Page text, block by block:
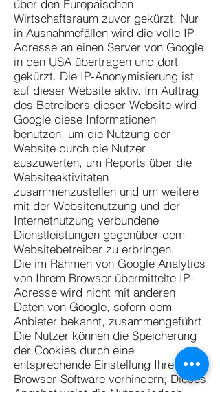
über den Europäischen
Wirtschaftsraum zuvor gekürzt. Nur
in Ausnahmefällen wird die volle IP-
Adresse an einen Server von Google
in den USA übertragen und dort
gekürzt. Die IP-Anonymisierung ist
auf dieser Website aktiv. Im Auftrag
des Betreibers dieser Website wird
Google diese Informationen
benutzen, um die Nutzung der
Website durch die Nutzer
auszuwerten, um Reports über die
Websiteaktivitäten
zusammenzustellen und um weitere
mit der Websitenutzung und der
Internetnutzung verbundene
Dienstleistungen gegenüber dem
Websitebetreiber zu erbringen.
Die im Rahmen von Google Analytics
von Ihrem Browser übermittelte IP-
Adresse wird nicht mit anderen
Daten von Google, sofern dem
Anbieter bekannt, zusammengeführt.
Die Nutzer können die Speicherung
der Cookies durch eine
entsprechende Einstellung Ihrer
Browser-Software verhindern; Dieses
Angebot weist die Nutzer jedoch